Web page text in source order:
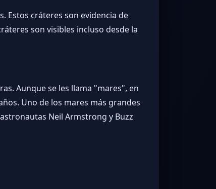
Estos cráteres son evidencia de
son visibles incluso desde la
Aunque se les llama "mares", en
Uno de los mares más grandes
Neil Armstrong y Buzz